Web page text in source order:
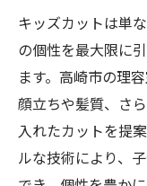
キッズカットは単
の個性を最大限に
ます。高崎市の理
顔立ちや髪質、さ
入れたカットを提
ルな技術により、